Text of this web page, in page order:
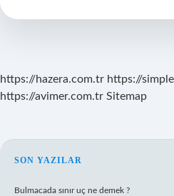
https://hazera.com.tr https://
https://avimer.com.tr Sitemap
SIDEBAR
SON YAZILAR
Bulmacada sınır uç ne demek ?